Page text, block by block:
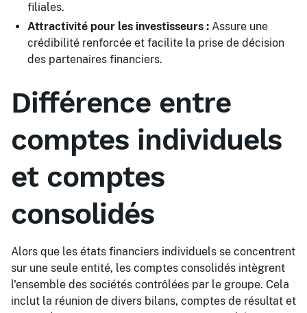
filiales.
Attractivité pour les investisseurs : Assure une
crédibilité renforcée et facilite la prise de décision
des partenaires financiers.
Différence entre
comptes individuels
et comptes
consolidés
Alors que les états financiers individuels se concentrent
sur une seule entité, les comptes consolidés intègrent
l'ensemble des sociétés contrôlées par le groupe. Cela
inclut la réunion de divers bilans, comptes de résultat et